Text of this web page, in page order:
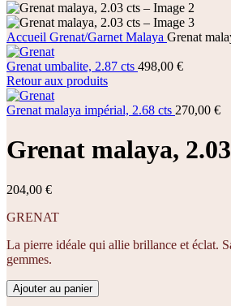
Accueil Grenat/Garnet Malaya Grenat
Grenat umbalite, 2.87 cts 498,00 €
Retour aux produits
Grenat malaya impérial, 2.68 cts 270,00 €
Grenat malaya,
204,00 €
GRENAT
La pierre idéale qui allie brillance et éclat.
gemmes.
Ajouter au panier